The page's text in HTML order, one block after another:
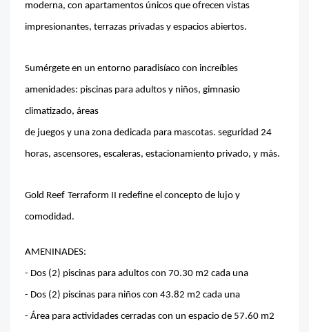
moderna, con apartamentos únicos que ofrecen vistas
impresionantes, terrazas privadas y espacios abiertos.
Sumérgete en un entorno paradisíaco con increíbles
amenidades: piscinas para adultos y niños, gimnasio
climatizado, áreas
de juegos y una zona dedicada para mascotas. seguridad 24
horas, ascensores, escaleras, estacionamiento privado, y más.
Gold Reef Terraform II redefine el concepto de lujo y
comodidad.
AMENINADES:
- Dos (2) piscinas para adultos con 70.30 m2 cada una
- Dos (2) piscinas para niños con 43.82 m2 cada una
- Área para actividades cerradas con un espacio de 57.60 m2